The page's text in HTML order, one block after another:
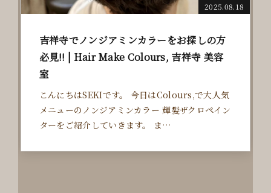
2025.08.18
吉祥寺でノンジアミンカラーをお探しの方
必見‼️ | Hair Make Colours, 吉祥寺 美容
室
こんにちはSEKIです。 今日はColours,で大人気
メニューのノンジアミンカラー 輝髪ザクロペイン
ターをご紹介していきます。 ま…